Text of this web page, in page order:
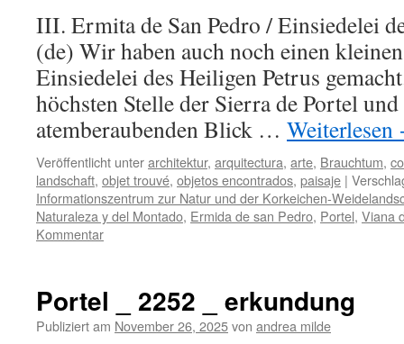
III. Ermita de San Pedro / Einsiedelei
(de) Wir haben auch noch einen
Einsiedelei des Heiligen Petrus
höchsten Stelle der Sierra de Portel
atemberaubenden Blick … Weiterlesen
Veröffentlicht unterarchitektur, arquitectura, arte, Brauchtum,
landschaft, objet trouvé, objetos encontrados, paisaje |
Informationszentrum zur Natur und der Korkeichen-
Naturaleza y del Montado, Ermida de san Pedro, Portel, Viana
Kommentar
Portel _ 2252 _ erkundung
Publiziert am November 26, 2025von andrea milde